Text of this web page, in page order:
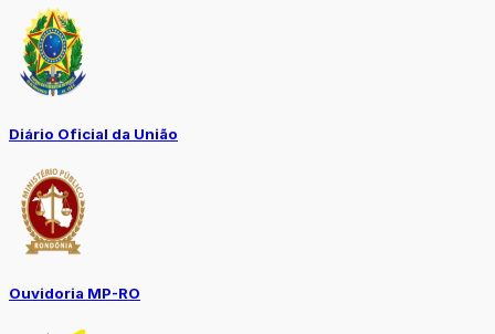
Diário Oficial da União
Ouvidoria MP-RO